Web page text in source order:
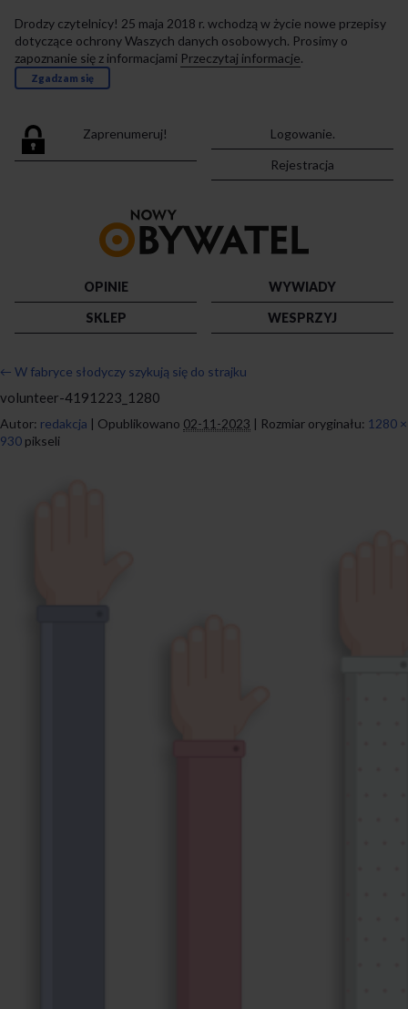
Drodzy czytelnicy! 25 maja 2018 r. wchodzą w życie nowe przepisy
dotyczące ochrony Waszych danych osobowych. Prosimy o
zapoznanie się z informacjami Przeczytaj informacje.
Zgadzam się
Zaprenumeruj!
Logowanie.
Rejestracja
strony
OPINIE
WYWIADY
SKLEP
WESPRZYJ
← W fabryce słodyczy szykują się do strajku
volunteer-4191223_1280
Autor: redakcja | Opublikowano 02-11-2023 | Rozmiar oryginału: 1280 ×
930 pikseli